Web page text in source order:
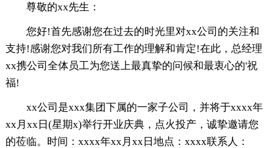
尊敬的xx先生：
您好!首先感谢您在过去的时光里对xx公司的关注和
支持!感谢您对我们所有工作的理解和肯定!在此，总经理
xx携公司全体员工为您送上最真挚的问候和最衷心的'祝
福!
xx公司是xxx集团下属的一家子公司，并将于xxxx年
xx月xx日(星期x)举行开业庆典，点火投产，诚挚邀请您
的莅临。时间：xxxx年xx月xx日地点：xxxx联系人：